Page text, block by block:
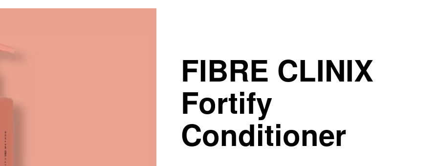
FIBRE CLINIX
Fortify
Conditioner